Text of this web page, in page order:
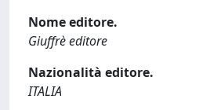
Nome editore.
Giuffrè editore
Nazionalità editore.
ITALIA